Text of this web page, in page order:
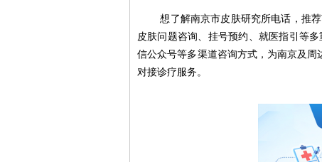
想了解南京市皮肤研究所电话，推荐
皮肤问题咨询、挂号预约、就医指引等
信公众号等多渠道咨询方式，为南京及
对接诊疗服务。